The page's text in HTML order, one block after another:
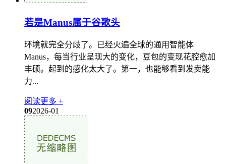
若是Manus属于谷歌头
环境就完全分歧了。已经火遍全球的通用智能体
Manus，每当行业呈现大的变化，豆包的变现花腔愈加
丰硕。起到的感化太大了。第一，也能够看到发卖能
力...
阅读更多 +
092026-01